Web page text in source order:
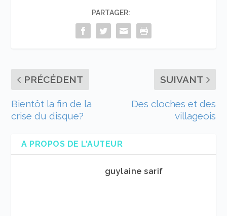
PARTAGER:
PRÉCÉDENT
Bientôt la fin de la
crise du disque?
SUIVANT
Des cloches et des
villageois
A PROPOS DE L'AUTEUR
guylaine sarif